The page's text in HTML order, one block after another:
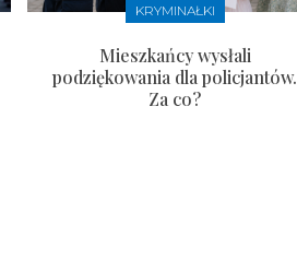
KRYMINAŁKI
Mieszkańcy wysłali
podziękowania dla policjantów.
Za co?